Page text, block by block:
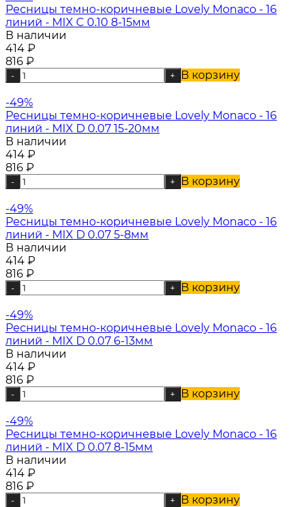
Ресницы темно-коричневые Lovely Monaco - 16
линий - MIX C 0.10 8-15мм
В наличии
414 ₽
816 ₽
- + В корзину
-49%
Ресницы темно-коричневые Lovely Monaco - 16
линий - MIX D 0.07 15-20мм
В наличии
414 ₽
816 ₽
- + В корзину
-49%
Ресницы темно-коричневые Lovely Monaco - 16
линий - MIX D 0.07 5-8мм
В наличии
414 ₽
816 ₽
- + В корзину
-49%
Ресницы темно-коричневые Lovely Monaco - 16
линий - MIX D 0.07 6-13мм
В наличии
414 ₽
816 ₽
- + В корзину
-49%
Ресницы темно-коричневые Lovely Monaco - 16
линий - MIX D 0.07 8-15мм
В наличии
414 ₽
816 ₽
- + В корзину